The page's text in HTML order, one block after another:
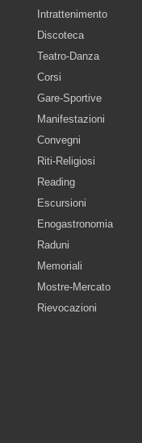
Intrattenimento
Discoteca
Teatro-Danza
Corsi
Gare-Sportive
Manifestazioni
Convegni
Riti-Religiosi
Reading
Escursioni
Enogastronomia
Raduni
Memoriali
Mostre-Mercato
Rievocazioni